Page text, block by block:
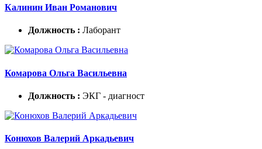
Калинин Иван Романович
Должность : Лаборант
Комарова Ольга Васильевна
Должность : ЭКГ - диагност
Конюхов Валерий Аркадьевич